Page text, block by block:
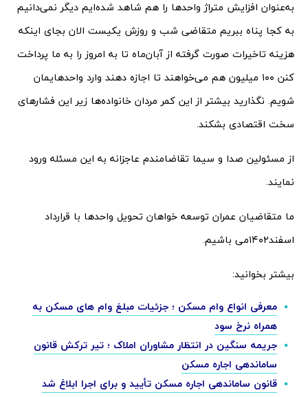
به‌عنوان افزایش متراژ واحدها را هم شاهد شده‌ایم دیگر نمی‌دانیم
به کجا پناه ببریم متقاضی شب و روزش یکیست الان بجای اینکه
هزینه تاخیرات صورت گرفته از آبان‌ماه تا به امروز را به ما پرداخت
کنن ۱۰۰ میلیون هم می‌خواهند تا اجازه دهند وارد واحدهایمان
شویم. نگذارید بیشتر از این کمر مردان خانواده‌ها زیر این فشارهای
سخت اقتصادی بشکند.
از مسئولین صدا و سیما تقاضامندم عاجزانه به این مسئله ورود
نمایند.
ما متقاضیان عمران توسعه خواهان تحویل واحدها با قرارداد
اسفند۱۴۰۲می باشیم.
بیشتر بخوانید:
معرفی انواع وام مسکن ؛ جزئیات مبلغ وام های مسکن به
همراه نرخ سود
جریمه سنگین در انتظار مشاوران املاک ؛ تیر ترکش قانون
ساماندهی اجاره مسکن
قانون ساماندهی اجاره مسکن تأیید و برای اجرا ابلاغ شد